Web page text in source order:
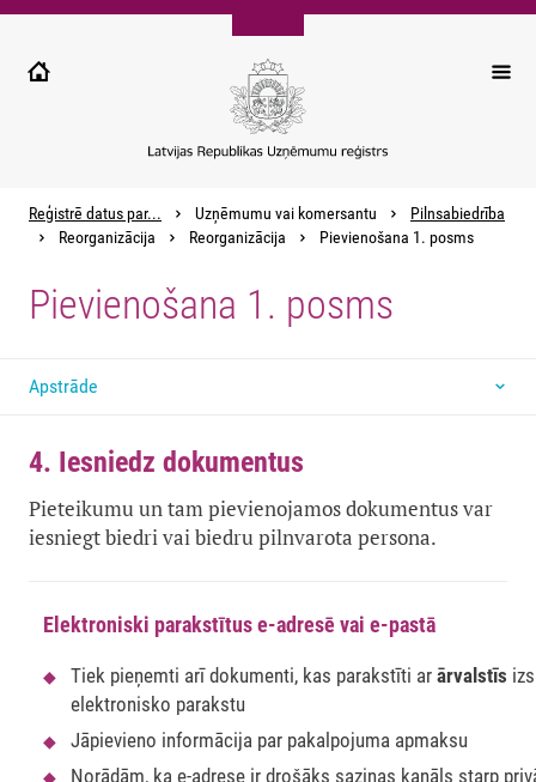
Pārlekt
galveno
Reģistrē datus par... Uzņēmumu vai komersantu
Pilnsabiedrība
Reorganizācija
Reorganizācija Pievienošana 1. posms
Pievienošana 1. posms
Apstrāde
4. Iesniedz dokumentus
Pieteikumu un tam pievienojamos dokumentus var
iesniegt biedri vai biedru pilnvarota persona.
Elektroniski parakstītus e-adresē vai e-pastā
Tiek pieņemti arī dokumenti, kas parakstīti ar ārvalstīs
elektronisko parakstu
Jāpievieno informācija par pakalpojuma apmaksu
Norādām, ka e-adrese ir drošāks saziņas kanāls starp